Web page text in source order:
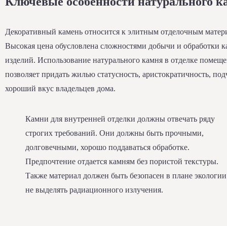
Декоративный камень относится к элитным отделочным
Высокая цена обусловлена сложностями добычи и обработки
изделий. Использование натурального камня в отделке
позволяет придать жилью статусность, аристократичность,
хороший вкус владельцев дома.
Камни для внутренней отделки должны отвечать ряду
строгих требований. Они должны быть прочными,
долговечными, хорошо поддаваться обработке.
Предпочтение отдается камням без пористой текстуры.
Также материал должен быть безопасен в плане
не выделять радиационного излучения.